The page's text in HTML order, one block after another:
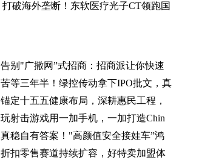
打破海外垄断！东软医疗光子CT领跑国
告别"广撒网”式招商：招商派让你快速
苦等三年半！绿控传动拿下IPO批文，真
锚定十五五健康布局，深耕惠民工程，
玩射击游戏用一加手机，一加打造Chin
真稳自有答案！"高颜值安全接娃车”鸿
折扣零售赛道持续扩容，好特卖加盟体